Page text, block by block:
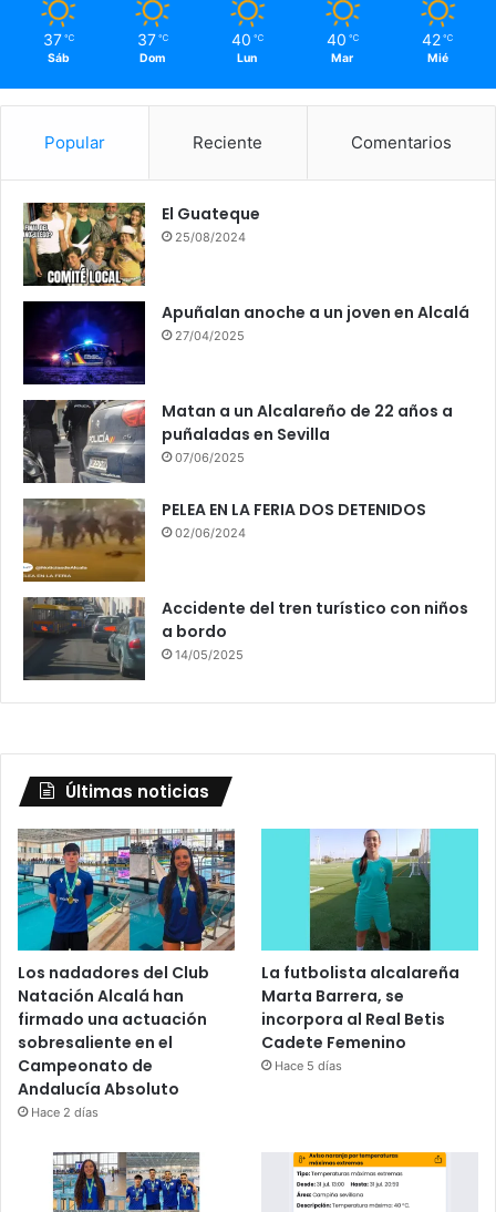
37 ℃
Sáb
37 ℃
Dom
40 ℃
Lun
40 ℃
Mar
42 ℃
Mié
Popular Reciente Comentarios
El Guateque
25/08/2024
Apuñalan anoche a un joven en Alcalá
27/04/2025
Matan a un Alcalareño de 22 años a
puñaladas en Sevilla
07/06/2025
PELEA EN LA FERIA DOS DETENIDOS
02/06/2024
Accidente del tren turístico con niños
a bordo
14/05/2025
Últimas noticias
Los nadadores del Club
Natación Alcalá han
firmado una actuación
sobresaliente en el
Campeonato de
Andalucía Absoluto
Hace 2 días
La futbolista alcalareña
Marta Barrera, se
incorpora al Real Betis
Cadete Femenino
Hace 5 días